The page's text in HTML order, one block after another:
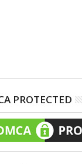
PROTECTED